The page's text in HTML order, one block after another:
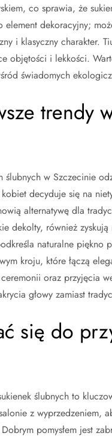
co sprawia, że
element dekoracyjny;
i klasyczny charakter.
objętości i lekkości.
świadomych
trendy
ślubnych w Szczecinie
decyduje się na
alternatywę dla
dekolty, również
naturalne
kroju, które łączą
oraz przyjęcia
głowy zamiast
się do
ślubnych to
z wyprzedzeniem,
pomysłem jest